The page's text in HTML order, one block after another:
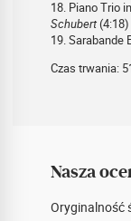
18. Piano Trio
Schubert(4:18)
19. Sarabande
Czas trwania:
Nasza
Oryginalność